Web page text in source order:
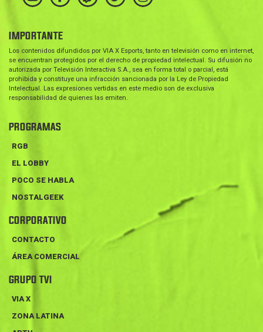
IMPORTANTE
Los contenidos difundidos por VIA X Esports, tanto en televisión como en internet,
se encuentran protegidos por el derecho de propiedad intelectual. Su difusión no
autorizada por Televisión Interactiva S.A., sea en forma total o parcial, está
prohibida y constituye una infracción sancionada por la Ley de Propiedad
Intelectual. Las expresiones vertidas en este medio son de exclusiva
responsabilidad de quienes las emiten.
PROGRAMAS
RGB
EL LOBBY
POCO SE HABLA
NOSTALGEEK
CORPORATIVO
CONTACTO
ÁREA COMERCIAL
GRUPO TVI
VIA X
ZONA LATINA